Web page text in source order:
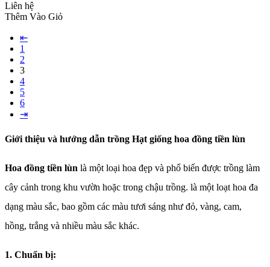
Liên hệ
Thêm Vào Giỏ
⇤
1
2
3
4
5
6
⇥
Giới thiệu và hướng dẫn trồng Hạt giống hoa đồng tiền lùn
Hoa đồng tiền lùn là một loại hoa đẹp và phổ biến được trồng làm
cây cảnh trong khu vườn hoặc trong chậu trồng. là một loạt hoa đa
dạng màu sắc, bao gồm các màu tươi sáng như đỏ, vàng, cam,
hồng, trắng và nhiều màu sắc khác.
1. Chuẩn bị: